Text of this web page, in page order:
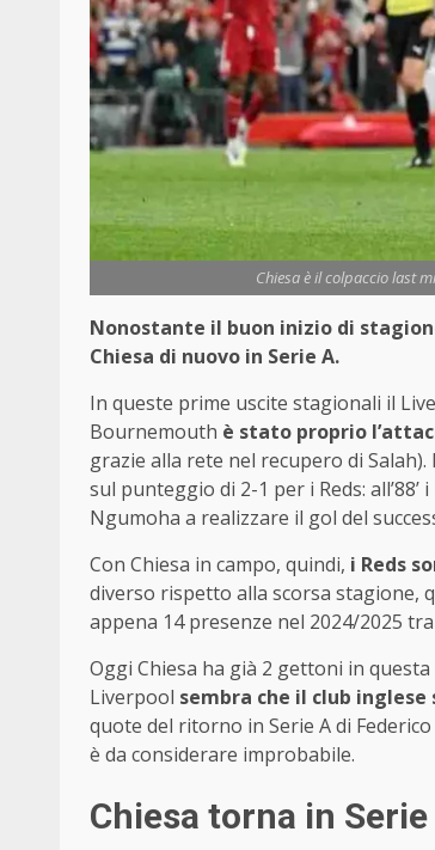
Chiesa è il colpaccio last
Nonostante il buon inizio di
Chiesa di nuovo in Serie A.
In queste prime uscite stagionali il
Bournemouth è stato proprio
grazie alla rete nel recupero di
sul punteggio di 2-1 per i Reds:
Ngumoha a realizzare il gol del
Con Chiesa in campo, quindi, i Reds
diverso rispetto alla scorsa stagione,
appena 14 presenze nel 2024/2025
Oggi Chiesa ha già 2 gettoni in
Liverpool sembra che il club
quote del ritorno in Serie A di
è da considerare improbabile.
Chiesa torna in